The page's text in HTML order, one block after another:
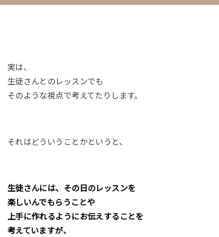
実は、
生徒さんとのレッスンでも
そのような視点で考えてたりします。
それはどういうことかというと、
生徒さんには、その日のレッスンを
楽しいんでもらうことや
上手に作れるようにお伝えすることを
考えていますが、